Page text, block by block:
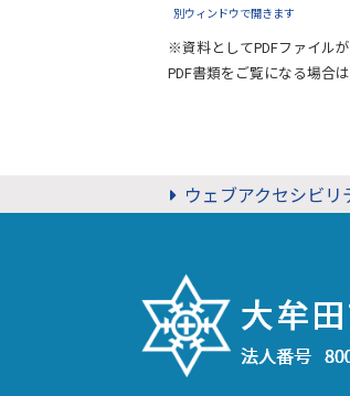
別ウィンドウで開きます
※資料としてPDFファイル
PDF書類をご覧になる場合は
ウェブアクセシビリ